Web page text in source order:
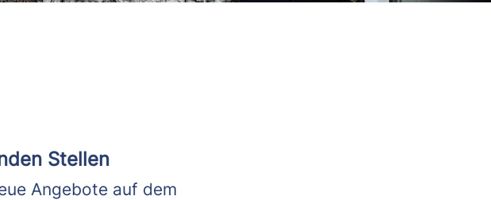
Stellen
Angebote auf dem